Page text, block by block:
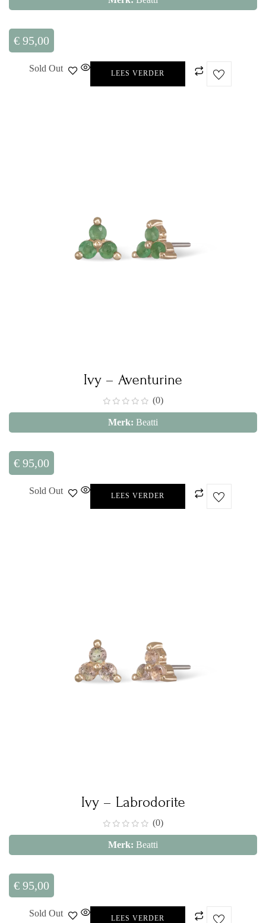
€ 95,00
Sold Out LEES VERDER
Ivy – Aventurine
(0)
Merk: Beatti
€ 95,00
Sold Out LEES VERDER
Ivy – Labrodorite
(0)
Merk: Beatti
€ 95,00
Sold Out LEES VERDER